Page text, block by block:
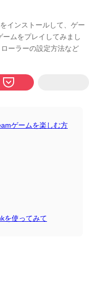
インストールして、ゲー
ムをプレイしてみまし
ーラーの設定方法など
ゲームを楽しむ方
を使ってみて